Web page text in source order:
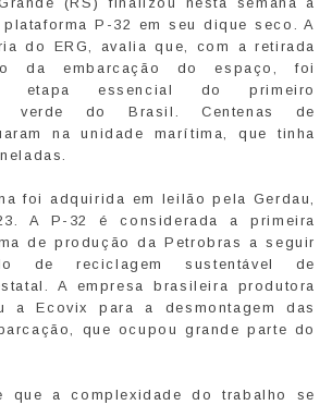
P-32 em seu dique seco. A
do ERG, avalia que, com a retirada
da embarcação do espaço, foi
etapa essencial do primeiro
verde do Brasil. Centenas de
na unidade marítima, que tinha
foi adquirida em leilão pela Gerdau,
A P-32 é considerada a primeira
de produção da Petrobras a seguir
de reciclagem sustentável de
A empresa brasileira produtora
a Ecovix para a desmontagem das
que ocupou grande parte do
que a complexidade do trabalho se